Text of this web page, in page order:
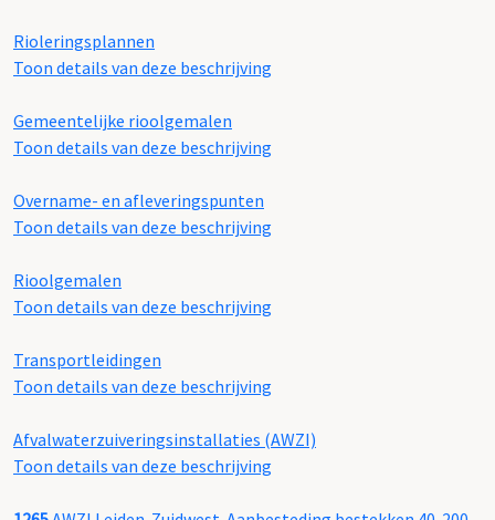
Rioleringsplannen
Toon details van deze beschrijving
Gemeentelijke rioolgemalen
Toon details van deze beschrijving
Overname- en afleveringspunten
Toon details van deze beschrijving
Rioolgemalen
Toon details van deze beschrijving
Transportleidingen
Toon details van deze beschrijving
Afvalwaterzuiveringsinstallaties (AWZI)
Toon details van deze beschrijving